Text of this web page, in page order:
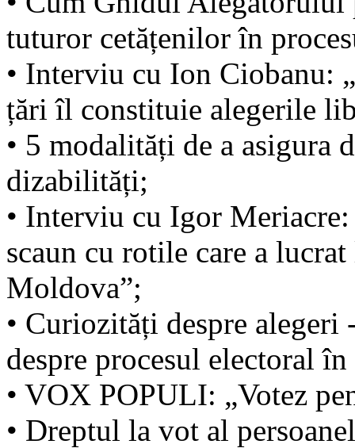
tuturor cetățenilor în
• Interviu cu Ion Ciobanu:
țări îl constituie alegerile
• 5 modalități de a asigura
dizabilități;
• Interviu cu Igor
scaun cu rotile care a
Moldova”;
• Curiozități despre
despre procesul electoral
• VOX POPULI: „Votez
• Dreptul la vot al